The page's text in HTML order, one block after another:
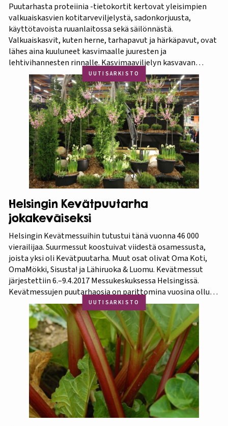
Puutarhasta proteiinia -tietokortit kertovat yleisimpien
valkuaiskasvien kotitarveviljelystä, sadonkorjuusta,
käyttötavoista ruuanlaitossa sekä säilönnästä.
Valkuaiskasvit, kuten herne, tarhapavut ja härkäpavut, ovat
lähes aina kuuluneet kasvimaalle juuresten ja
lehtivihannesten rinnalle. Kasvimaaviljelyn kasvavan
suosion myötä ravitsevien valkuaiskasvien osuutta
viljelykasveina kannattaa korostaa. Puutarhasta proteiinia -
tietokorttisarja on tarkoitettu kotipuutarhureille, jotka
ovat kiinnostuneita lisäämään kasvisproteiinien määrää
lautasellaan. Kotipuutarhassa voi viljellä monia
valkuaiskasveja,…
UUTISARKISTO
Helsingin Kevätpuutarha
jokakeväiseksi
Helsingin Kevätmessuihin tutustui tänä vuonna 46 000
vierailijaa. Suurmessut koostuivat viidestä osamessusta,
joista yksi oli Kevätpuutarha. Muut osat olivat Oma Koti,
OmaMökki, Sisusta! ja Lähiruoka & Luomu. Kevätmessut
järjestettiin 6.–9.4.2017 Messukeskuksessa Helsingissä.
Kevätmessujen puutarhaosia on parittomina vuosina ollut
Kevätpuutarha ja parillisina Oma Piha -messut. Jatkossa
joka kevät puutarhanäyttelyn nimi tulee olemaan
Kevätpuutarha. Kevätpuutarhan kumppanina on
Puutarhaliitto.…
UUTISARKISTO